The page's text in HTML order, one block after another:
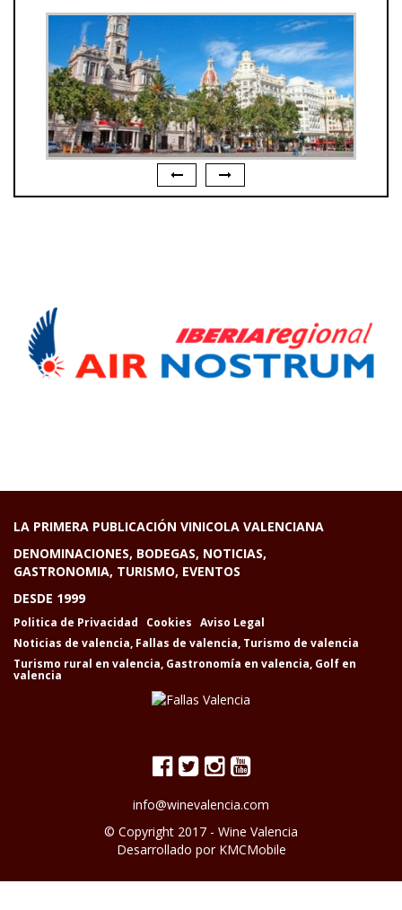
LA PRIMERA PUBLICACIÓN VINICOLA VALENCIANA
DENOMINACIONES, BODEGAS, NOTICIAS,
GASTRONOMIA, TURISMO, EVENTOS
DESDE 1999
Politica de Privacidad Cookies Aviso Legal
Noticias de valencia, Fallas de valencia, Turismo de valencia
Turismo rural en valencia, Gastronomía en valencia, Golf en
valencia
info@winevalencia.com
© Copyright 2017 - Wine Valencia
Desarrollado por KMCMobile